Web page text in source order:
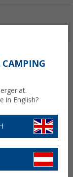
digitales
CAMPING
in English?